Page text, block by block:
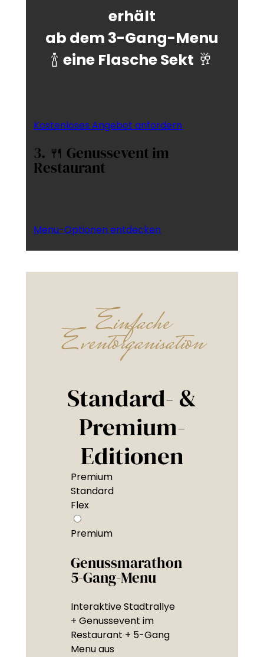
erhält
ab dem 3-Gang-Menu
🍾 eine Flasche Sekt 🥂
Kostenloses Angebot anfordern
3. 🍴 Genussevent im
Restaurant
Menu-Optionen entdecken
Einfache
Eventorganisation
Standard- &
Premium-
Editionen
Premium
Standard
Flex
Premium
Genussmarathon
5-Gang-Menu
Interaktive Stadtrallye
+ Genussevent im
Restaurant + 5-Gang
Menu aus